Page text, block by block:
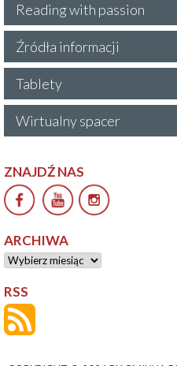
Reading with passion
Źródła informacji
Tablety
Wirtualny spacer
ZNAJDŹ NAS
ARCHIWA
Archiwa
RSS